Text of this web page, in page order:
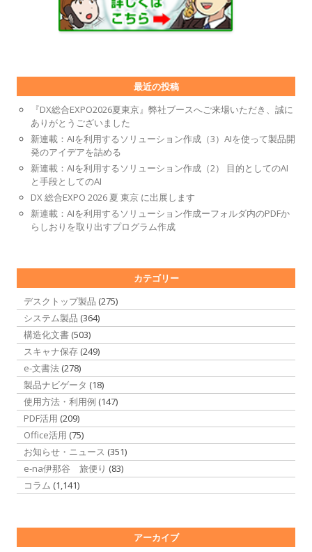
最近の投稿
『DX総合EXPO2026夏東京』弊社ブースへご来場いただき、誠に
ありがとうございました
新連載：AIを利用するソリューション作成（3）AIを使って製品開
発のアイデアを詰める
新連載：AIを利用するソリューション作成（2） 目的としてのAI
と手段としてのAI
DX 総合EXPO 2026 夏 東京 に出展します
新連載：AIを利用するソリューション作成ーフォルダ内のPDFか
らしおりを取り出すプログラム作成
カテゴリー
デスクトップ製品 (275)
システム製品 (364)
構造化文書 (503)
スキャナ保存 (249)
e-文書法 (278)
製品ナビゲータ (18)
使用方法・利用例 (147)
PDF活用 (209)
Office活用 (75)
お知らせ・ニュース (351)
e-na伊那谷 旅便り (83)
コラム (1,141)
アーカイブ